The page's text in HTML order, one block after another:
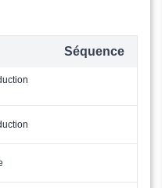
Séquence